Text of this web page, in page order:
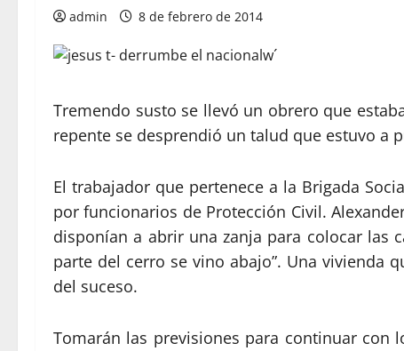
admin 8 de febrero de 2014
Tremendo susto se llevó un obrero que
repente se desprendió un talud que estuvo a
El trabajador que pertenece a la Brigada
por funcionarios de Protección Civil.
disponían a abrir una zanja para colocar las
parte del cerro se vino abajo”. Una vivienda
del suceso.
Tomarán las previsiones para continuar con